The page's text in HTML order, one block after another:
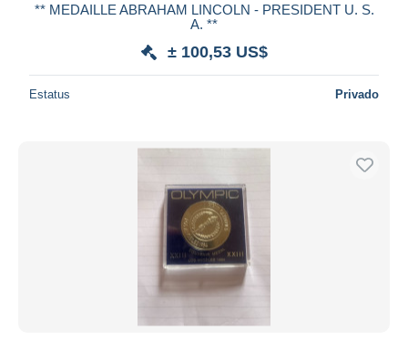
** MEDAILLE ABRAHAM LINCOLN - PRESIDENT U. S.
A. **
± 100,53 US$
Estatus Privado